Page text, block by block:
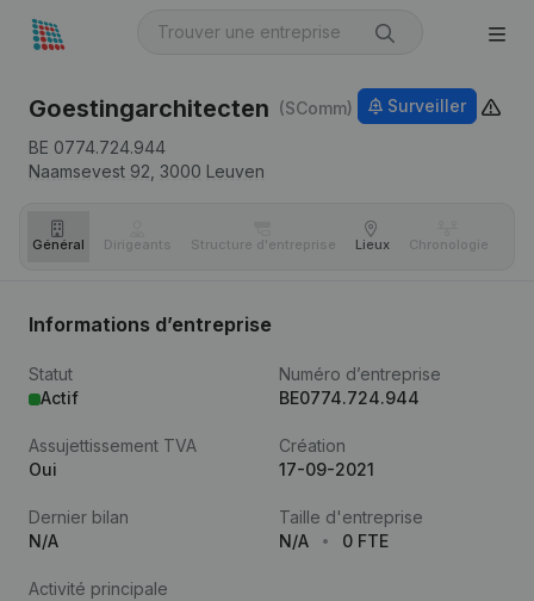
Goestingarchitecten (SComm)
BE 0774.724.944
Naamsevest 92, 3000 Leuven
Surveiller
Général Dirigeants Structure d'entreprise Lieux Chronologie
Informations d’entreprise
Statut
Actif
Numéro d’entreprise
BE0774.724.944
Assujettissement TVA
Oui
Création
17-09-2021
Dernier bilan
N/A
Taille d'entreprise
N/A
0 FTE
Activité principale